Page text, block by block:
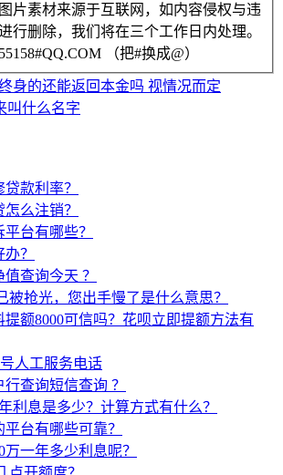
片素材来源于互联网，如内容侵权与违
行删除，我们将在三个工作日内处理。
（把#换成@）
身的还能返回本金吗 视情况而定
叫什么名字
款利率？
么注销？
台有哪些？
？
查询今天 ？
被抢光，您出手慢了是什么意思？
提额8000可信吗？花呗立即提额方法有
人工服务电话
查询短信查询 ？
利息是多少？计算方式有什么？
台有哪些可靠？
一年多少利息呢？